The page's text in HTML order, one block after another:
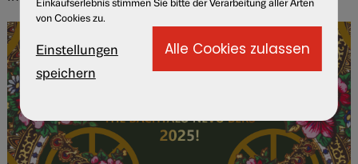
Einkaufserlebnis stimmen Sie bitte der Verarbeitung aller Arten
von Cookies zu.
Einstellungen
speichern